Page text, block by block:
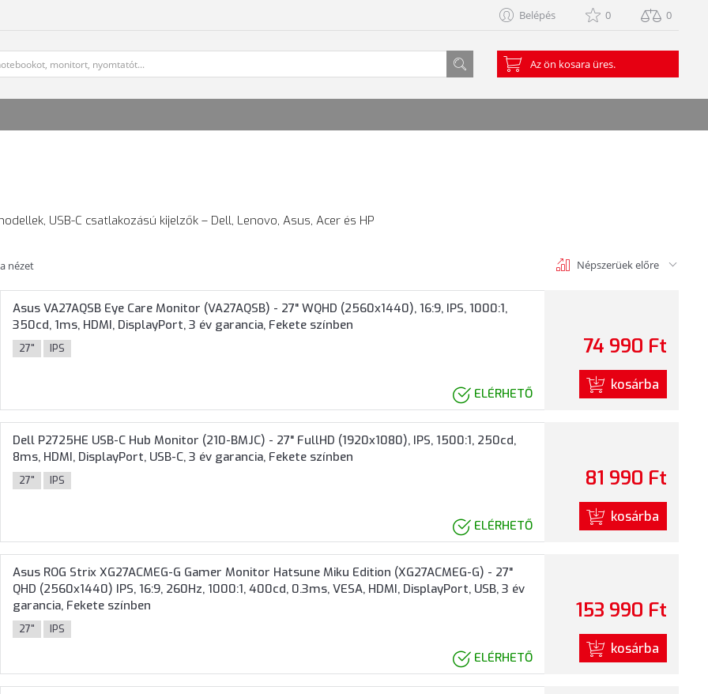
Belépés 0 0
Az ön kosara üres.
USB-C csatlakozású kijelzők – Dell, Lenovo, Asus, Acer és HP
nézet Népszerüek előre
Asus VA27AQSB Eye Care Monitor (VA27AQSB) - 27" WQHD (2560x1440), 16:9, IPS, 1000:1,
350cd, 1ms, HDMI, DisplayPort, 3 év garancia, Fekete színben
27" IPS
ELÉRHETŐ
74 990 Ft
kosárba
Dell P2725HE USB-C Hub Monitor (210-BMJC) - 27" FullHD (1920x1080), IPS, 1500:1, 250cd,
8ms, HDMI, DisplayPort, USB-C, 3 év garancia, Fekete színben
27" IPS
ELÉRHETŐ
81 990 Ft
kosárba
Asus ROG Strix XG27ACMEG-G Gamer Monitor Hatsune Miku Edition (XG27ACMEG-G) - 27"
QHD (2560x1440) IPS, 16:9, 260Hz, 1000:1, 400cd, 0.3ms, VESA, HDMI, DisplayPort, USB, 3 év
garancia, Fekete színben
27" IPS
ELÉRHETŐ
153 990 Ft
kosárba